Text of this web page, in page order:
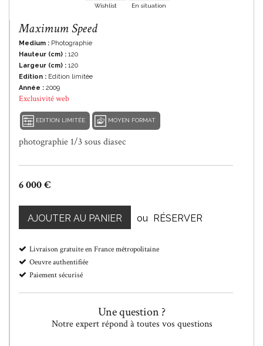
Wishlist En situation
Maximum Speed
Medium : Photographie
Hauteur (cm) : 120
Largeur (cm) : 120
Edition : Edition limitée
Année : 2009
Exclusivité web
EDITION LIMITÉE MOYEN FORMAT
photographie 1/3 sous diasec
6 000 €
AJOUTER AU PANIER ou RÉSERVER
Livraison gratuite en France métropolitaine
Oeuvre authentifiée
Paiement sécurisé
Une question ?
Notre expert répond à toutes vos questions